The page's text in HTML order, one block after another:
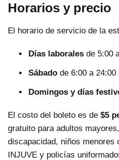
Horarios y precio
El horario de servicio de la
Días laborales de 5:00
Sábado de 6:00 a 24:00
Domingos y días
El costo del boleto es de $5
gratuito para adultos
discapacidad, niños menores
INJUVE y policías